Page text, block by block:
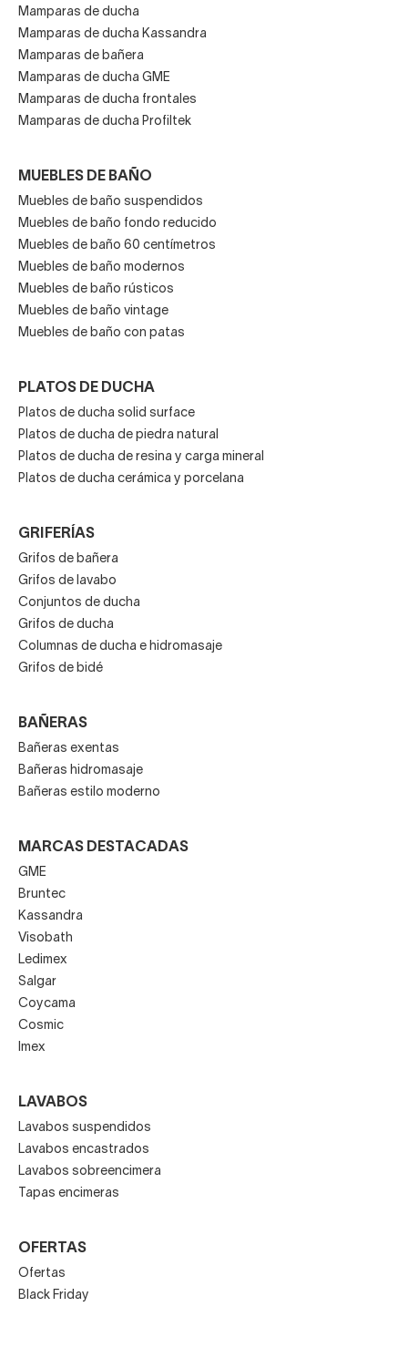
Mamparas de ducha
Mamparas de ducha Kassandra
Mamparas de bañera
Mamparas de ducha GME
Mamparas de ducha frontales
Mamparas de ducha Profiltek
MUEBLES DE BAÑO
Muebles de baño suspendidos
Muebles de baño fondo reducido
Muebles de baño 60 centímetros
Muebles de baño modernos
Muebles de baño rústicos
Muebles de baño vintage
Muebles de baño con patas
PLATOS DE DUCHA
Platos de ducha solid surface
Platos de ducha de piedra natural
Platos de ducha de resina y carga mineral
Platos de ducha cerámica y porcelana
GRIFERÍAS
Grifos de bañera
Grifos de lavabo
Conjuntos de ducha
Grifos de ducha
Columnas de ducha e hidromasaje
Grifos de bidé
BAÑERAS
Bañeras exentas
Bañeras hidromasaje
Bañeras estilo moderno
MARCAS DESTACADAS
GME
Bruntec
Kassandra
Visobath
Ledimex
Salgar
Coycama
Cosmic
Imex
LAVABOS
Lavabos suspendidos
Lavabos encastrados
Lavabos sobreencimera
Tapas encimeras
OFERTAS
Ofertas
Black Friday